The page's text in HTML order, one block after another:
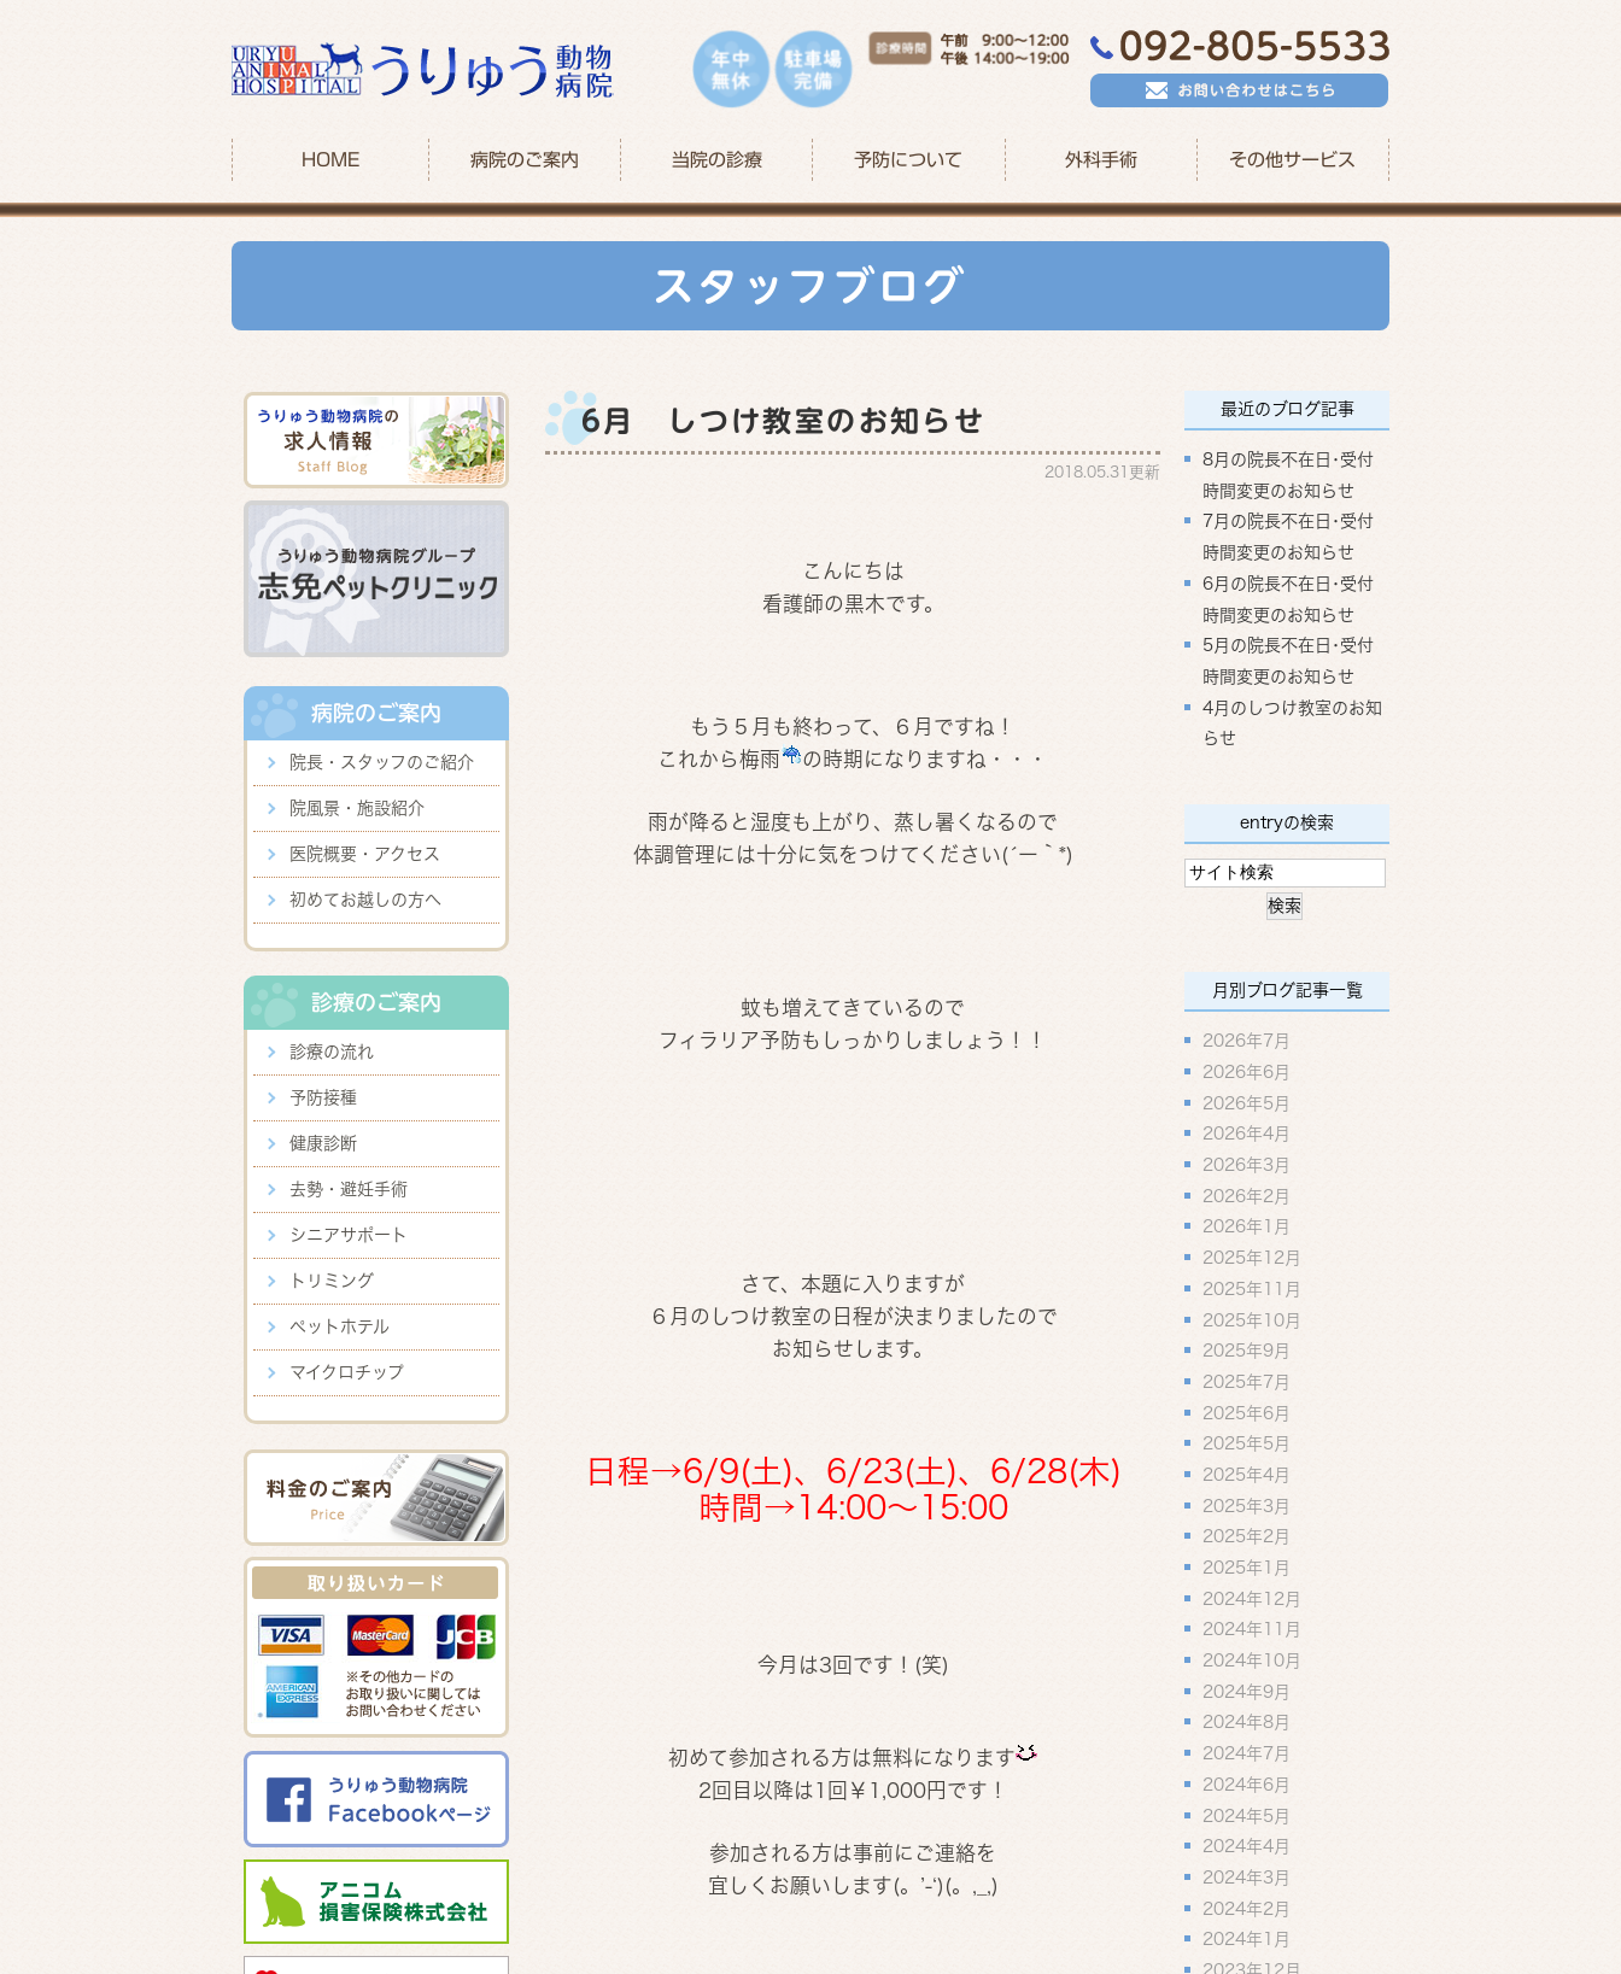
HOME 病院のご案内 当院の診療 予防について 外科手術 その他サービス
スタッフブログ
6月 しつけ教室のお知らせ
2018.05.31更新
こんにちは
看護師の黒木です。
もう５月も終わって、６月ですね！
これから梅雨
の時期になりますね・・・
雨が降ると湿度も上がり、蒸し暑くなるので
体調管理には十分に気をつけてください(´ー｀*)
蚊も増えてきているので
フィラリア予防もしっかりしましょう！！
さて、本題に入りますが
６月のしつけ教室の日程が決まりましたので
お知らせします。
日程→6/9(土)、6/23(土)、6/28(木)
時間→14:00～15:00
今月は3回です！(笑)
初めて参加される方は無料になります
2回目以降は1回￥1,000円です！
参加される方は事前にご連絡を
宜しくお願いします(。’-‘)(。,_,)
最近のブログ記事
8月の院長不在日･受付
時間変更のお知らせ
7月の院長不在日･受付
時間変更のお知らせ
6月の院長不在日･受付
時間変更のお知らせ
5月の院長不在日･受付
時間変更のお知らせ
4月のしつけ教室のお知
らせ
entryの検索
月別ブログ記事一覧
2026年7月
2026年6月
2026年5月
2026年4月
2026年3月
2026年2月
2026年1月
2025年12月
2025年11月
2025年10月
2025年9月
2025年7月
2025年6月
2025年5月
2025年4月
2025年3月
2025年2月
2025年1月
2024年12月
2024年11月
2024年10月
2024年9月
2024年8月
2024年7月
2024年6月
2024年5月
2024年4月
2024年3月
2024年2月
2024年1月
2023年12月
病院のご案内
院長・スタッフのご紹介
院風景・施設紹介
医院概要・アクセス
初めてお越しの方へ
診療のご案内
診療の流れ
予防接種
健康診断
去勢・避妊手術
シニアサポート
トリミング
ペットホテル
マイクロチップ